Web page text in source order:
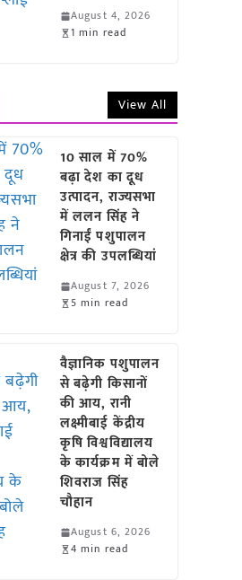
August 4, 2026
1 min read
View All
10 साल में 70%
बढ़ा देश का दूध
उत्पादन, राज्यसभा
में ललन सिंह ने
गिनाईं पशुपालन
क्षेत्र की उपलब्धियां
August 7, 2026
5 min read
वैज्ञानिक पशुपालन
से बढ़ेगी किसानों
की आय, रानी
लक्ष्मीबाई केंद्रीय
कृषि विश्वविद्यालय
के कार्यक्रम में बोले
शिवराज सिंह
चौहान
August 6, 2026
4 min read